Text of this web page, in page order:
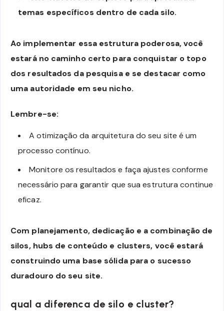
temas específicos dentro de cada silo.
Ao implementar essa estrutura poderosa, você
estará no caminho certo para conquistar o topo
dos resultados da pesquisa e se destacar como
uma autoridade em seu nicho.
Lembre-se:
A otimização da arquitetura do seu site é um
processo contínuo.
Monitore os resultados e faça ajustes conforme
necessário para garantir que sua estrutura continue
eficaz.
Com planejamento, dedicação e a combinação de
silos, hubs de conteúdo e clusters, você estará
construindo uma base sólida para o sucesso
duradouro do seu site.
qual a diferenca de silo e cluster?